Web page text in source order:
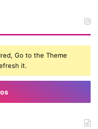
Go to the Theme
it.